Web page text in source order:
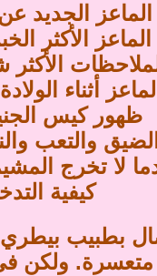
الجديد
الأكثر
الأكثر
أثناء الولادة
ظهور كيس
الضيق والتعب
لا تخرج المشيمة في غضون
كيفية
بطبيب
متعسرة. ولكن